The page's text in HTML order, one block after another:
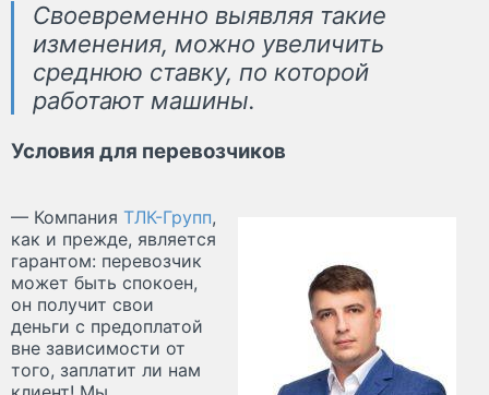
Своевременно выявляя такие
изменения, можно увеличить
среднюю ставку, по которой
работают машины.
Условия для перевозчиков
— Компания ТЛК-Групп,
как и прежде, является
гарантом: перевозчик
может быть спокоен,
он получит свои
деньги с предоплатой
вне зависимости от
того, заплатит ли нам